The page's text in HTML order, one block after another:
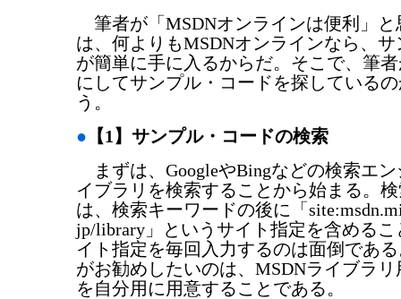
筆者が「MSDNオンラインは便利」と
は、何よりもMSDNオンラインなら、
が簡単に手に入るからだ。そこで、筆
にしてサンプル・コードを探している
う。
● 【1】サンプル・コードの検索
まずは、GoogleやBingなどの検索エン
イブラリを検索することから始まる。
は、検索キーワードの後に「
jp/library」というサイト指定を含める
イト指定を毎回入力するのは面倒であ
がお勧めしたいのは、MSDNライブラ
を自分用に用意することである。